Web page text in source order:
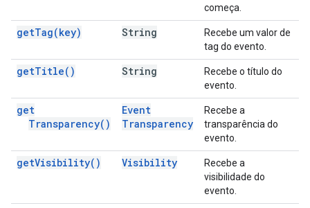
começa.
getTag(key) String
Recebe um valor de
tag do evento.
getTitle( ) String
Recebe o título do
evento.
get
Transparency( )
Event
Transparency
Recebe a
transparência do
evento.
getVisibility( ) Visibility
Recebe a
visibilidade do
evento.